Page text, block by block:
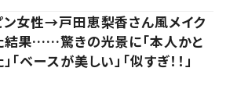
ン女性→戸田恵梨香さん風メイク
結果……驚きの光景に「本人かと
「ベースが美しい」「似すぎ！！」